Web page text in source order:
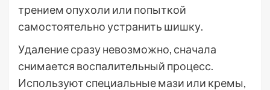
трением опухоли или попыткой
самостоятельно устранить шишку.
Удаление сразу невозможно, сначала
снимается воспалительный процесс.
Используют специальные мази или кремы,